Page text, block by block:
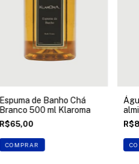
Espuma de Banho Chá
Branco 500 ml Klaroma
R$65,00
COMPRAR